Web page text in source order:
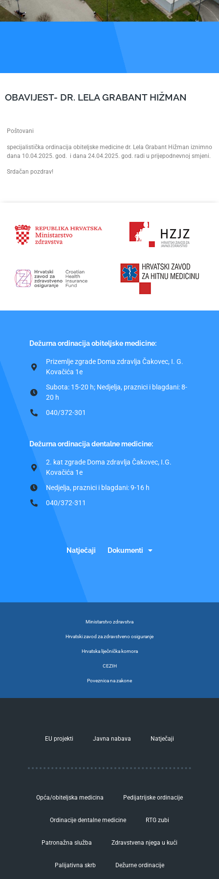
OBAVIJEST- DR. LELA GRABANT HIŽMAN
Poštovani
specijalistička ordinacija obiteljske medicine dr. Lela Grabant Hižman iznimno
dana 10.04.2025. god. i dana 24.04.2025. god. radi u prijepodnevnoj smjeni.
Srdačan pozdrav!
Dežurna ordinacija obiteljske medicine:
Prizemlje zgrade Doma zdravlja Čakovec, I. G.
Kovačića 1e
Subota: 15-20 h; Nedjelja, praznici i blagdani: 8-
20 h
040/372-301
Dežurna ordinacija dentalne medicine:
2. kat zgrade Doma zdravlja Čakovec, I.G.
Kovačića 1e
Nedjelja, praznici i blagdani: 9-16 h
040/372-311
Natječaji Dokumenti
Ministarstvo zdravstva
Hrvatski zavod za zdravstveno osiguranje
Hrvatska liječnička komora
CEZIH
Poveznica na zakone
EU projekti Javna nabava Natječaji
Opća/obiteljska medicina Pedijatrijske ordinacije
Ordinacije dentalne medicine RTG zubi
Patronažna služba Zdravstvena njega u kući
Palijativna skrb Dežurne ordinacije